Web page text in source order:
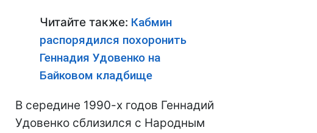
Читайте также: Кабмин
распорядился похоронить
Геннадия Удовенко на
Байковом кладбище
В середине 1990-х годов Геннадий
Удовенко сблизился с Народным